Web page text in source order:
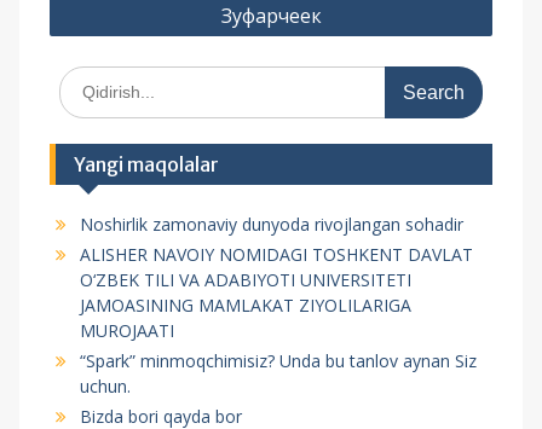
m
u
Зуфарчеек
S
e
c
f
o
Yangi maqolalar
Noshirlik zamonaviy dunyoda rivojlangan sohadir
ALISHER NAVOIY NOMIDAGI TOSHKENT DAVLAT
O‘ZBEK TILI VA ADABIYOTI UNIVERSITETI
JAMOASINING MAMLAKAT ZIYOLILARIGA
MUROJAATI
“Spark” minmoqchimisiz? Unda bu tanlov aynan Siz
uchun.
Bizda bori qayda bor